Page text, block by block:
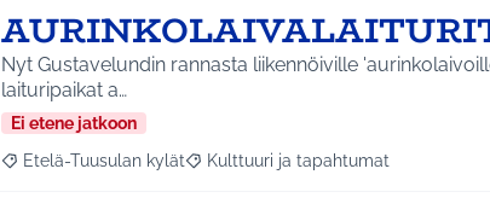
Nyt Gustavelundin rannasta liikennöiville
laituripaikat a…
Ei etene jatkoon
Rajaa tulokset aihepiirin mukaan: Etelä-Tuusulan kylät
Etelä-Tuusulan kylät Rajaa tulokset teeman mukaan:
Kulttuuri ja tapahtumat